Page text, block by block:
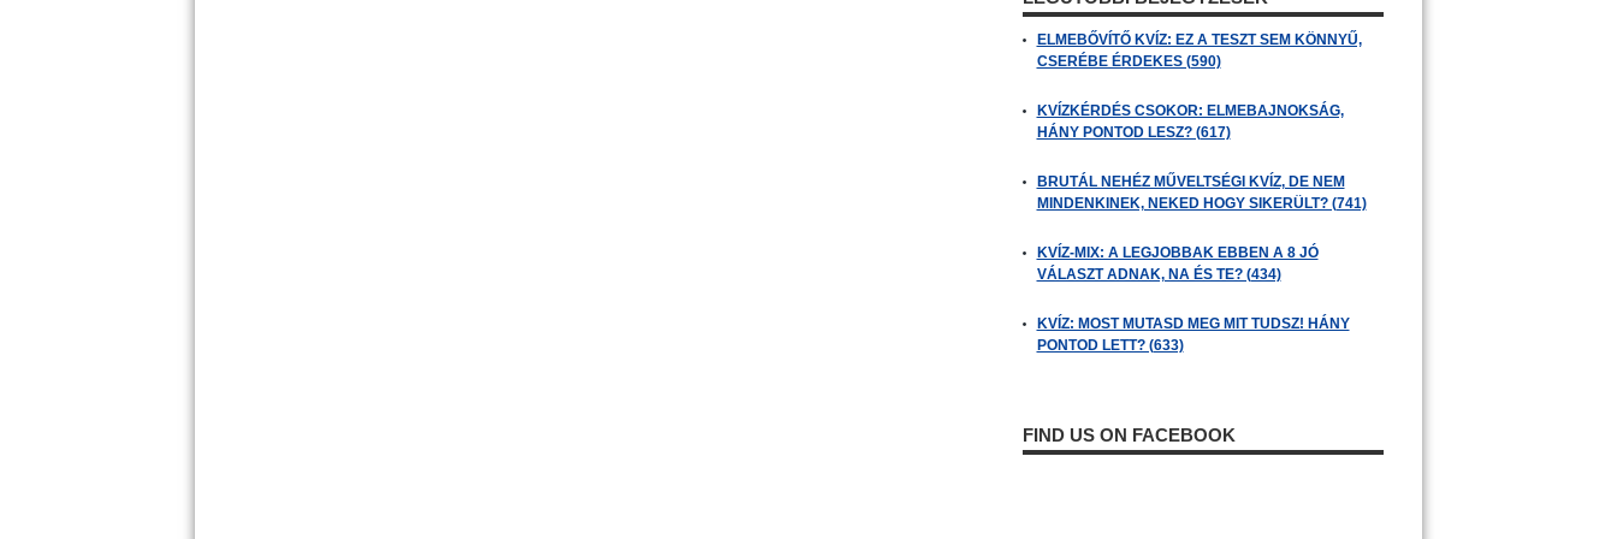
ELMEBŐVÍTŐ KVÍZ: EZ A TESZT SEM KÖNNYŰ,
CSERÉBE ÉRDEKES (590)
KVÍZKÉRDÉS CSOKOR: ELMEBAJNOKSÁG,
HÁNY PONTOD LESZ? (617)
BRUTÁL NEHÉZ MŰVELTSÉGI KVÍZ, DE NEM
MINDENKINEK, NEKED HOGY SIKERÜLT? (741)
KVÍZ-MIX: A LEGJOBBAK EBBEN A 8 JÓ
VÁLASZT ADNAK, NA ÉS TE? (434)
KVÍZ: MOST MUTASD MEG MIT TUDSZ! HÁNY
PONTOD LETT? (633)
FIND US ON FACEBOOK